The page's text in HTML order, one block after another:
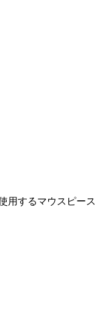
用するマウスピース